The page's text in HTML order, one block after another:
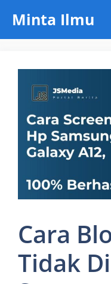
content
Minta Ilmu
Cara
Tidak